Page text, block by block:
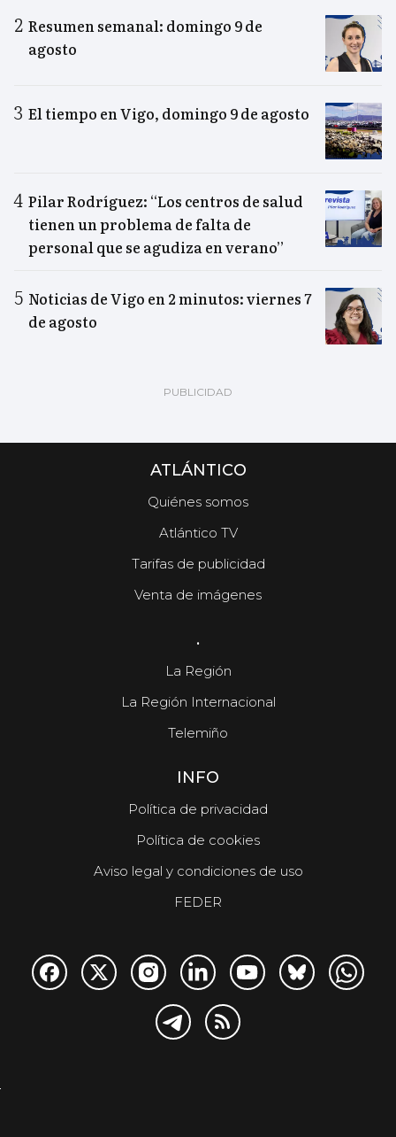
Resumen semanal: domingo 9 de
agosto
El tiempo en Vigo, domingo 9 de agosto
Pilar Rodríguez: “Los centros de salud
tienen un problema de falta de
personal que se agudiza en verano”
Noticias de Vigo en 2 minutos: viernes 7
de agosto
ATLÁNTICO
Quiénes somos
Atlántico TV
Tarifas de publicidad
Venta de imágenes
.
La Región
La Región Internacional
Telemiño
INFO
Política de privacidad
Política de cookies
Aviso legal y condiciones de uso
FEDER